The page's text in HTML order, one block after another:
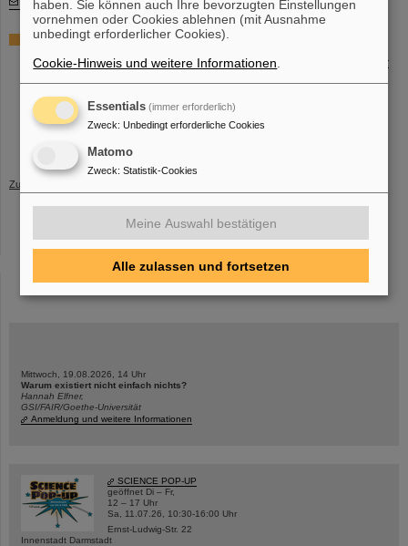
Weitere Informationen
Frankreichs Beteiligung bei FAIR:https://fair-center.de/ueber/partner/fr
Internationale Kooperationen:www.fair-center.eu/get_involved
Procope-Mobilitäts-Programm:
frankreich.de/procope-mobilitaet/
Wissenschaftsabteilung der französischen Botschaft in Berlin:
https://de.ambafrance.org/Wissenschaftsabteilung-18411
Zurück
youtubehelmholtz.socialfacebook
Mittwoch, 19.08.2026, 14 Uhr
Warum existiert nicht einfach nichts?
Hannah Elfner,
GSI/FAIR/Goethe-Universität
Anmeldung und weitere Informationen
SCIENCE POP-UP
geöffnet Di – Fr,
12 – 17 Uhr
Sa, 11.07.26, 10:30-16:00 Uhr
Ernst-Ludwig-Str. 22
Innenstadt Darmstadt
haben. Sie können auch Ihre bevorzugten Einstellungen
vornehmen oder Cookies ablehnen (mit Ausnahme
unbedingt erforderlicher Cookies).
Cookie-Hinweis und weitere Informationen
Essentials (immer erforderlich)
Zweck: Unbedingt erforderliche Cookies
Matomo
Zweck: Statistik-Cookies
Meine Auswahl bestätigen
Alle zulassen und fortsetzen